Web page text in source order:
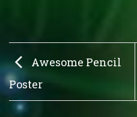
Awesome Pencil
Poster